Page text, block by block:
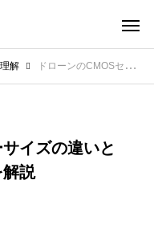
解 ドローンのCMOSセンサーサイズの違いとは？画質や性能への影響を解説
イズの違いと
説